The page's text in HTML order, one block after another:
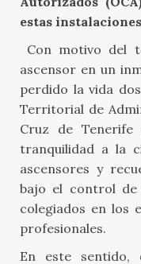
estas
Con motivo del
ascensor en un
perdido la vida
Territorial de
Cruz de Tenerife
tranquilidad a la
ascensores y
bajo el control de
colegiados en los
profesionales.
En este sentido,